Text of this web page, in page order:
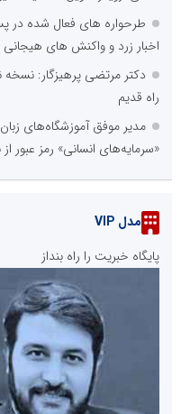
طرحواره های فعال شده در
اخبار زرد و واکنش های هیجانی
دکتر مرتضی پرهیزگار:
راه قدیم
مدیر موفق آموزشگاه‌های
«سرمایه‌های انسانی» رمز عبور
مدل VIP
پایگاه خبریت را راه بنداز